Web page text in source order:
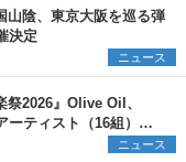
山陰、東京大阪を巡る弾
決定
ニュース
祭2026』Olive Oil、
ーティスト（16組）を
ニュース